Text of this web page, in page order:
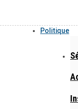
Politique